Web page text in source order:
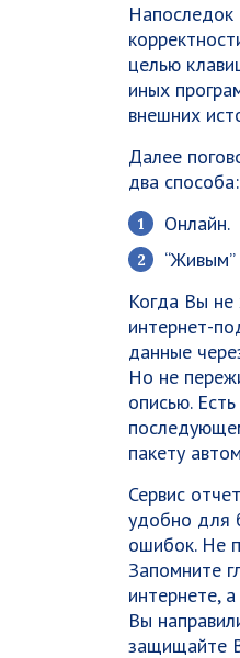
Напоследок
целью
иных
внешних
Далее
два способа:
Онлайн.
Когда Вы не
интернет-
данные
Но не
описью.
пакету
Сервис
удобно для
ошибок. Не
Запомните
интернете,
Вы
защищайте